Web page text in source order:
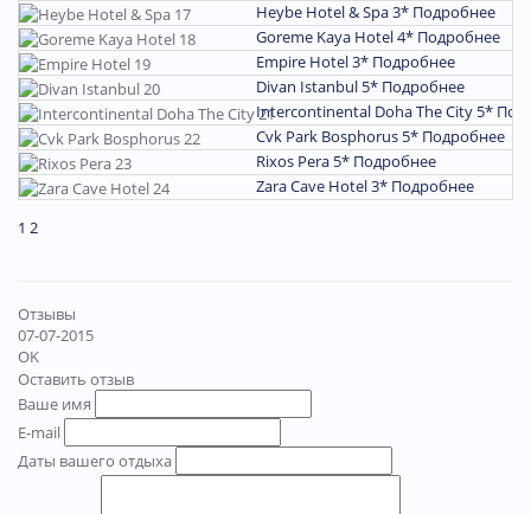
Heybe Hotel & Spa 3* Подробнее
Goreme Kaya Hotel 4* Подробнее
Empire Hotel 3* Подробнее
Divan Istanbul 5* Подробнее
Intercontinental Doha The City 5*
Cvk Park Bosphorus 5* Подробнее
Rixos Pera 5* Подробнее
Zara Cave Hotel 3* Подробнее
1 2
Отзывы
07-07-2015
OK
Оставить отзыв
Ваше имя
E-mail
Даты вашего отдыха